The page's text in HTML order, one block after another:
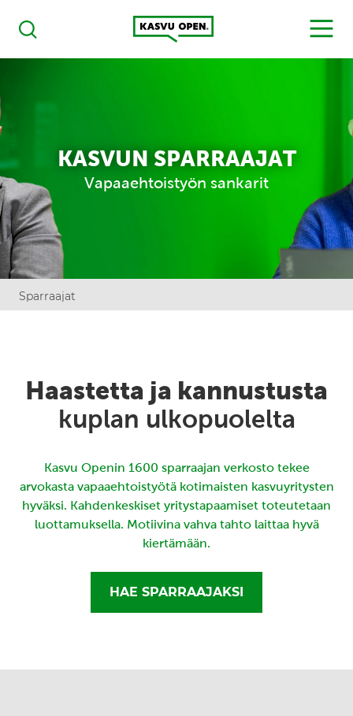
Haku
Kasvu Open
MENU
KASVUN SPARRAAJAT
Vapaaehtoistyön sankarit
Sparraajat
Haastetta ja kannustusta
kuplan ulkopuolelta
Kasvu Openin 1600 sparraajan verkosto tekee
arvokasta vapaaehtoistyötä kotimaisten kasvuyritysten
hyväksi. Kahdenkeskiset yritystapaamiset toteutetaan
luottamuksella. Motiivina vahva tahto laittaa hyvä
kiertämään.
HAE SPARRAAJAKSI